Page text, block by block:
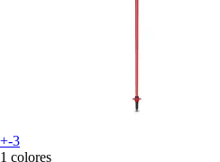
+-3
1 colores